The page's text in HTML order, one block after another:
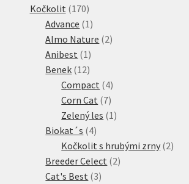
Kočkolit 170170
produktů
Advance 1 1
produkt
Almo Nature 22
Anibest 1 1
produkt
Benek 1212
produktů
Compact 44
produkty
Corn Cat 77
produktů
Zelený les 1 1
Biokat´s 44
produkty
Kočkolit s hrubými zrny 22
Breeder Celect 22
Cat's Best 33